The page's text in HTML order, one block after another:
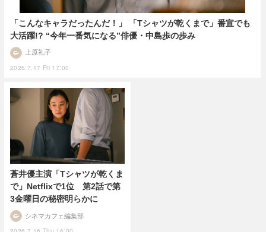
「こんなキャラだったんだ！」 「Tシャツが乾くまで」番宣でも
大活躍!? “今年一番気になる”俳優・中島歩の歩み
2026.7.17 Fri 17:00
上原礼子
蒼井優主演「Tシャツが乾くま
で」Netflixで1位 第2話で第
3金曜日の秘密明らかに
シネマカフェ編集部